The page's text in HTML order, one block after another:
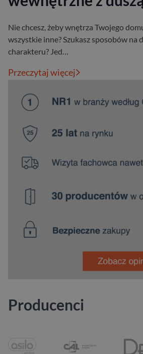
Nie chcesz, żeby wnętrza Twojego
wszystkie inne? Szukasz sposobów na
charakteru? Jed…
Przeczytaj więcej
Producenci